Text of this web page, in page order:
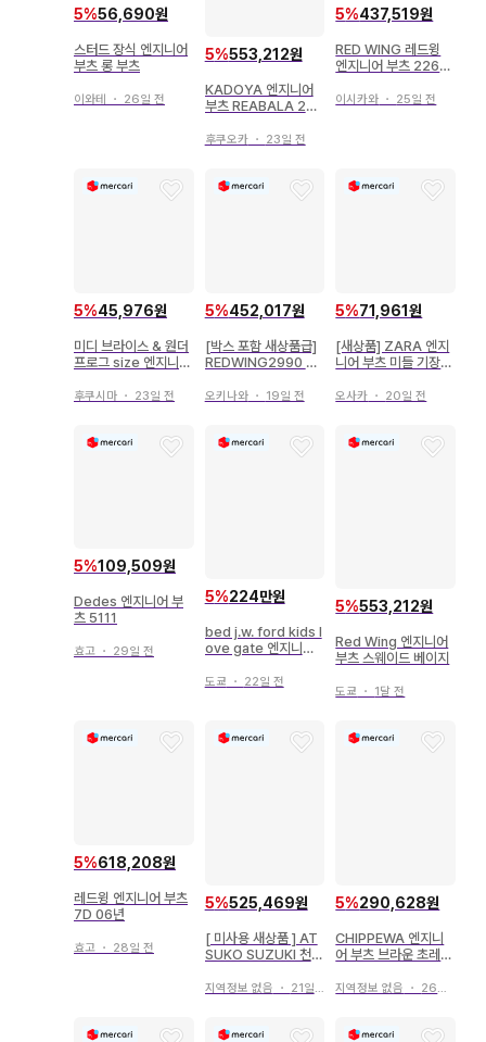
5%56,690원
스터드 장식 엔지니어
부츠 롱 부츠
이와테 ・ 26일 전
5%553,212원
KADOYA 엔지니어
부츠 REABALA 25.
후쿠오카・ 23일 전
5%437,519원
RED WING 레드윙
엔지니어 부츠 2269
이시카와 ・ 25일 전
5%45,976원
미디 브라이스 & 원더
프로그 size 엔지니어
후쿠시마 ・ 23일 전
5%452,017원
[박스 포함 새상품급]
REDWING2990 레
3.5cm
오키나와・ 19일 전
5%71,961원
[새상품] ZARA 엔지
니어 부츠 미들 기장
오사카 ・ 20일 전
5%109,509원
Dedes 엔지니어 부
츠 5111
효고 ・ 29일 전
5%224만원
bed j.w. ford kids l
ove gate 엔지니어
도쿄 ・ 22일 전
5%553,212원
Red Wing 엔지니어
부츠 스웨이드 베이지
도쿄 ・ 1달 전
5%618,208원
레드윙 엔지니어 부츠
7D 06년
효고 ・ 28일 전
5%525,469원
[ 미사용 새상품 ] AT
SUKO SUZUKI 천연
지역정보 없음 ・ 21일 전
5%290,628원
CHIPPEWA 엔지니
어 부츠 브라운 초레어
지역정보 없음 ・ 26일 전